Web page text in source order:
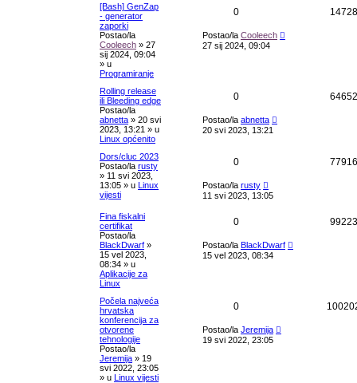
[Bash] GenZap
- generator
zaporki
Postao/la
Cooleech » 27
sij 2024, 09:04
» u
Programiranje
0 14728
Postao/la Cooleech
27 sij 2024, 09:04
Rolling release
ili Bleeding edge
Postao/la
abnetta » 20 svi
2023, 13:21 » u
Linux općenito
0 64652
Postao/la abnetta
20 svi 2023, 13:21
Dors/cluc 2023
Postao/la rusty
» 11 svi 2023,
13:05 » u Linux
vijesti
0 77916
Postao/la rusty
11 svi 2023, 13:05
Fina fiskalni
certifikat
Postao/la
BlackDwarf »
15 vel 2023,
08:34 » u
Aplikacije za
Linux
0 99223
Postao/la BlackDwarf
15 vel 2023, 08:34
Počela najveća
hrvatska
konferencija za
otvorene
tehnologije
Postao/la
Jeremija » 19
svi 2022, 23:05
» u Linux vijesti
0
Postao/la Jeremija
19 svi 2022, 23:05